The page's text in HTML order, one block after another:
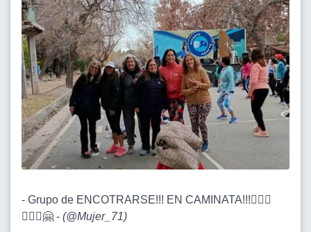
- Grupo de ENCOTRARSE!!! EN CAMINATA!!!🚶🏽‍♀️
🚶🏽‍♀️🤗 - (@Mujer_71)